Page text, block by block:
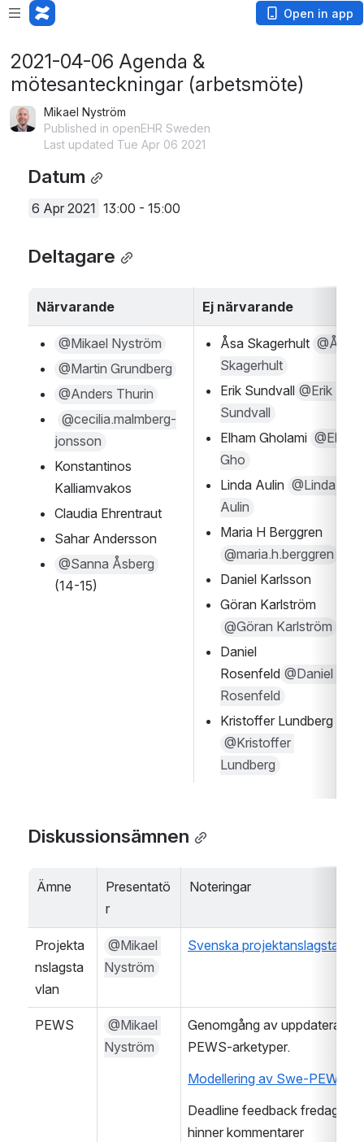
Open in app
2021-04-06 Agenda &
mötesanteckningar (arbetsmöte)
Mikael Nyström
Published in openEHR Sweden
Last updated Tue Apr 06 2021
Datum
6 Apr 2021 13:00 - 15:00
Deltagare
Närvarande Ej närvarande
@Mikael Nyström
@Martin Grundberg
@Anders Thurin
@cecilia.malmberg-
jonsson
Konstantinos
Kalliamvakos
Claudia Ehrentraut
Sahar Andersson
@Sanna Åsberg
(14-15)
Åsa Skagerhult @Åsa
Skagerhult
Erik Sundvall @Erik
Sundvall
Elham Gholami @Ella
Gho
Linda Aulin @Linda
Aulin
@maria.h.berggren
Daniel Karlsson
@Göran Karlström
Daniel
Rosenfeld @Daniel
Rosenfeld
@Kristoffer
Lundberg
Diskussionsämnen
Ämne
Presentatö
r
Noteringar
Projekta
nslagsta
vlan
@Mikael
Nyström
Svenska projektanslagstavlan
PEWS
@Mikael
Nyström
Genomgång av uppdaterade
PEWS-arketyper.
Modellering av Swe-PEWS
Deadline feedback fredag
hinner kommentarer